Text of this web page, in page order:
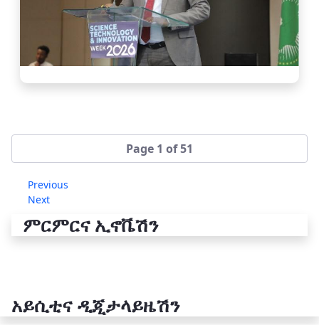
Page 1 of 51
Previous
Next
ምርምርና ኢኖቬሽን
አይሲቲና ዲጂታላይዜሽን